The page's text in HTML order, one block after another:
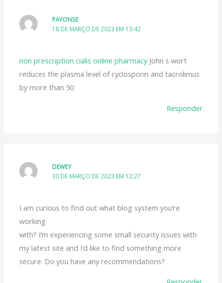
PAYONSE
18 DE MARÇO DE 2023 EM 13:42
non prescription cialis online pharmacyJohn s wort
reduces the plasma level of cyclosporin and tacrolimus
by more than 50
Responder
DEWEY
30 DE MARÇO DE 2023 EM 12:27
I am curious to find out what blog system you’re
working
with? I’m experiencing some small security issues with
my latest site and I’d like to find something more
secure. Do you have any recommendations?